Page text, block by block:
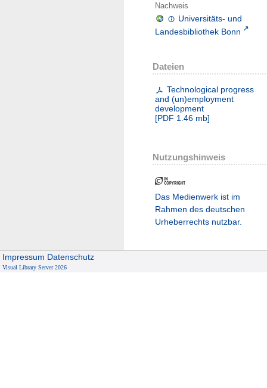
Nachweis
Universitäts- und
Landesbibliothek Bonn
Dateien
Technological progress
and (un)employment
development
[PDF 1.46 mb]
Nutzungshinweis
Das Medienwerk ist im
Rahmen des deutschen
Urheberrechts nutzbar.
Impressum Datenschutz
Visual Library Server 2026